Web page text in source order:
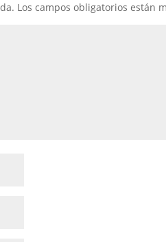
Los campos obligatorios están